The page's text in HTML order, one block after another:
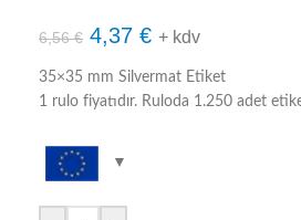
6,56€ 4,37 € + kdv
35×35 mm Silvermat Etiket
1 rulo fiyatıdır. Ruloda 1.250 adet